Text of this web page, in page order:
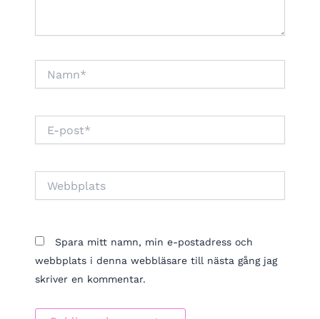
post*
Spara mitt namn, min e-postadress och
webbplats i denna webbläsare till nästa gång jag
skriver en kommentar.